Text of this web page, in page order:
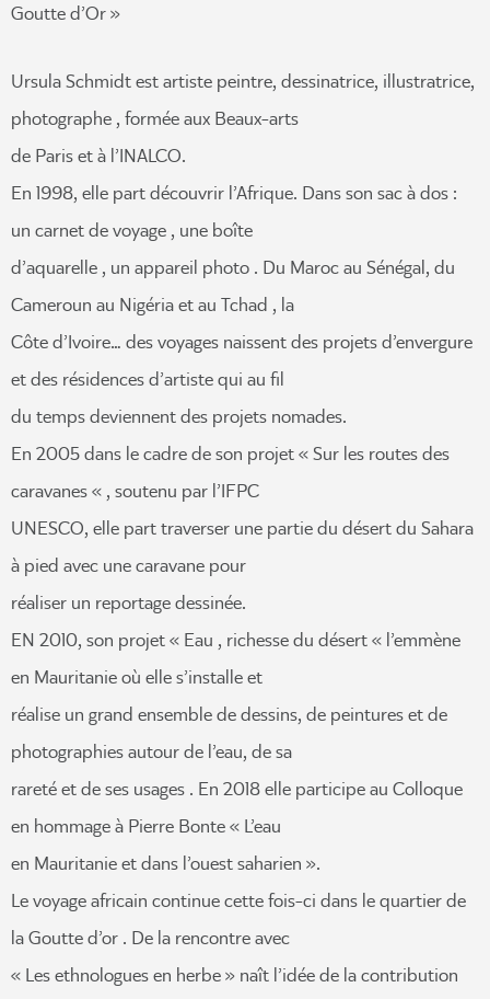
Goutte d’Or »
Ursula Schmidt est artiste peintre, dessinatrice, illustratrice,
photographe , formée aux Beaux-arts
de Paris et à l’INALCO.
En 1998, elle part découvrir l’Afrique. Dans son sac à dos :
un carnet de voyage , une boîte
d’aquarelle , un appareil photo . Du Maroc au Sénégal, du
Cameroun au Nigéria et au Tchad , la
Côte d’Ivoire… des voyages naissent des projets d’envergure
et des résidences d’artiste qui au fil
du temps deviennent des projets nomades.
En 2005 dans le cadre de son projet « Sur les routes des
caravanes « , soutenu par l’IFPC
UNESCO, elle part traverser une partie du désert du Sahara
à pied avec une caravane pour
réaliser un reportage dessinée.
EN 2010, son projet « Eau , richesse du désert « l’emmène
en Mauritanie où elle s’installe et
réalise un grand ensemble de dessins, de peintures et de
photographies autour de l’eau, de sa
rareté et de ses usages . En 2018 elle participe au Colloque
en hommage à Pierre Bonte « L’eau
en Mauritanie et dans l’ouest saharien ».
Le voyage africain continue cette fois-ci dans le quartier de
la Goutte d’or . De la rencontre avec
« Les ethnologues en herbe » naît l’idée de la contribution